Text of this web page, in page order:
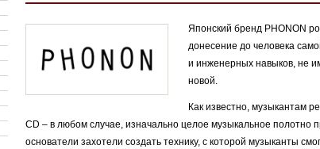
Японский бренд PHONON
донесение до человека
и инженерных навыков, не
новой.
Как известно, музыкантам
CD – в любом случае, изначально целое музыкальное полотно
основатели захотели создать технику, с которой музыканты